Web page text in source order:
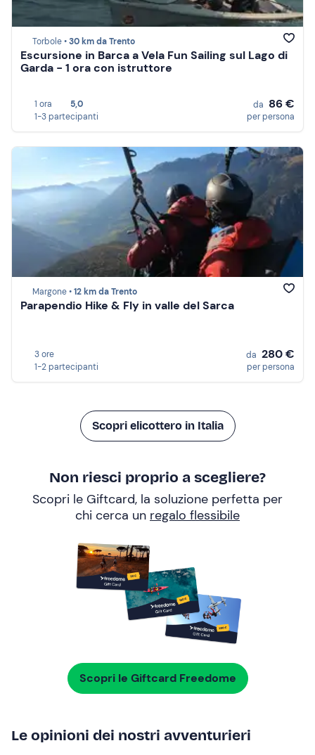
Torbole •30 km da Trento
Escursione in Barca a Vela Fun Sailing sul Lago di
Garda - 1 ora con istruttore
1 ora
5,0
1-3 partecipanti
da 86 €
per persona
Margone •12 km da Trento
Parapendio Hike & Fly in valle del Sarca
3 ore
1-2 partecipanti
da 280 €
per persona
Scopri elicottero in Italia
Non riesci proprio a scegliere?
Scopri le Giftcard, la soluzione perfetta per
chi cerca un regalo flessibile
Scopri le Giftcard Freedome
Le opinioni dei nostri avventurieri